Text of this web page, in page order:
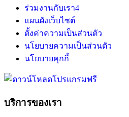
ร่วมงานกับเรา4
แผนผังเว็บไซต์
ตั้งค่าความเป็นส่วนตัว
นโยบายความเป็นส่วนตัว
นโยบายคุกกี้
บริการของเรา